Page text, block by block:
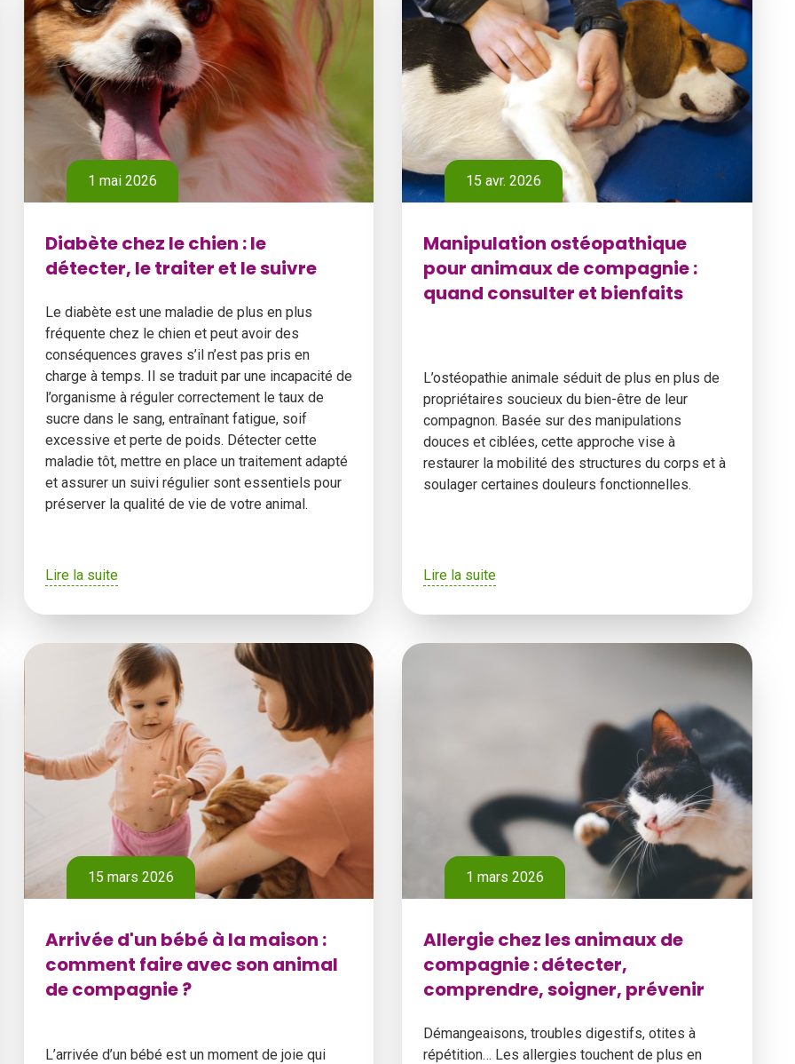
1 mai 2026
Diabète chez le chien : le
détecter, le traiter et le suivre
Le diabète est une maladie de plus en plus
fréquente chez le chien et peut avoir des
conséquences graves s’il n’est pas pris en
charge à temps. Il se traduit par une incapacité de
l’organisme à réguler correctement le taux de
sucre dans le sang, entraînant fatigue, soif
excessive et perte de poids. Détecter cette
maladie tôt, mettre en place un traitement adapté
et assurer un suivi régulier sont essentiels pour
préserver la qualité de vie de votre animal.
Lire la suite
15 avr. 2026
Manipulation ostéopathique
pour animaux de compagnie :
quand consulter et bienfaits
L’ostéopathie animale séduit de plus en plus de
propriétaires soucieux du bien-être de leur
compagnon. Basée sur des manipulations
douces et ciblées, cette approche vise à
restaurer la mobilité des structures du corps et à
soulager certaines douleurs fonctionnelles.
Lire la suite
15 mars 2026
Arrivée d'un bébé à la maison :
comment faire avec son animal
de compagnie ?
L’arrivée d’un bébé est un moment de joie qui
1 mars 2026
Allergie chez les animaux de
compagnie : détecter,
comprendre, soigner, prévenir
Démangeaisons, troubles digestifs, otites à
répétition… Les allergies touchent de plus en